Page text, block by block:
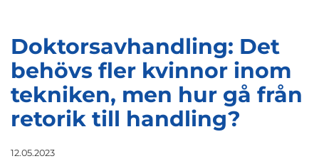
Doktorsavhandling: Det
behövs fler kvinnor inom
tekniken, men hur gå från
retorik till handling?
12.05.2023